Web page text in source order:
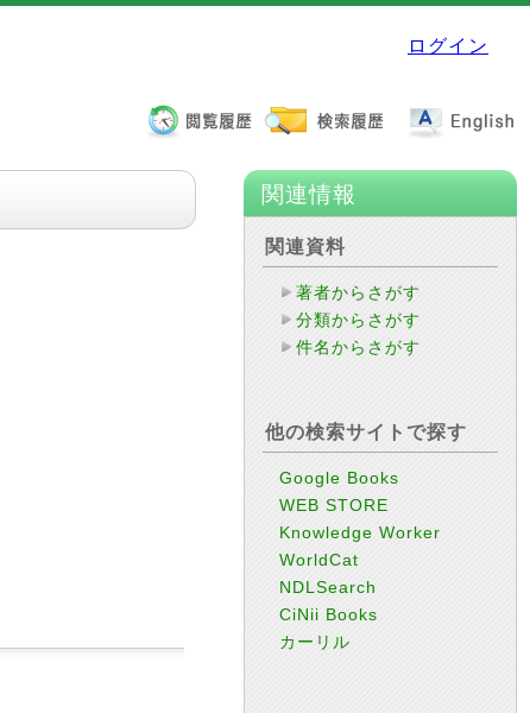
ログイン
関連情報
関連資料
著者からさがす
分類からさがす
件名からさがす
他の検索サイトで探す
Google Books
WEB STORE
Knowledge Worker
WorldCat
NDLSearch
CiNii Books
カーリル